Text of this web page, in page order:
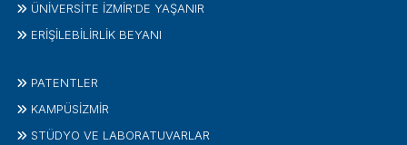
ÜNİVERSİTE İZMİR'DE YAŞANIR
ERİŞİLEBİLİRLİK BEYANI
PATENTLER
KAMPÜSİZMIR
STÜDYO VE LABORATUVARLAR